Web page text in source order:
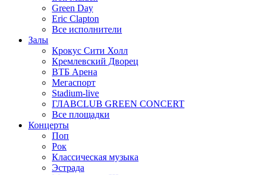
Green Day
Eric Clapton
Все исполнители
Залы
Крокус Сити Холл
Кремлевский Дворец
ВТБ Арена
Мегаспорт
Stadium-live
ГЛАВCLUB GREEN CONCERT
Все площадки
Концерты
Поп
Рок
Классическая музыка
Эстрада